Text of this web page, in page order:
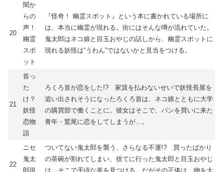
20
闇か
らの
声！
幽霊
スポ
ット
『怪奇！ 幽霊スポット』という本に書かれている場所に
は、本当に幽霊が現れる。街にはそんな噂が流れていた。
鬼太郎はネコ娘と目玉おやじの話しから、幽霊スポットに
現れる妖怪は“うわん”ではないかと見当をつける。
21
首っ
た
け？
妖怪
恋物
語
ろくろ首が恋をした!? 家賃を払わないせいで妖怪長屋を
追い出されそうになったろくろ首は、ネコ娘とともに大学
の購買部で働くことに。彼女はそこで、パンを買いに来た
青年・鷲尾に恋をしてしまうが…。
22
ニセ
鬼太
郎現
ついてない鬼太郎を襲う、さらなる不運!? 買ったばかり
の茶碗が割れてしまい、捨てに行った鬼太郎と目玉おやじ
は、そこで手頃な釜を見つける。だがその正体は、物を大